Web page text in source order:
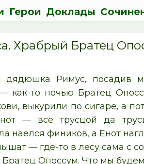
Герои Доклады
Храбрый Братец
Римус, посадив
как-то ночью Братец
выкурили по сигаре, а
— все трусцой да
наелся фиников, а Енот
— где-то в лесу сама с
Опоссум. Что мы